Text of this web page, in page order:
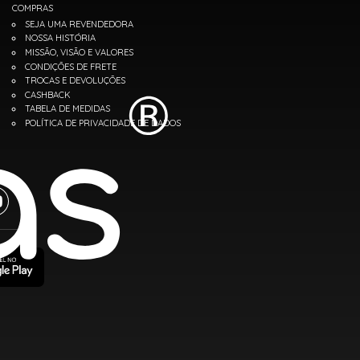
COMPRAS
SEJA UMA REVENDEDORA
NOSSA HISTÓRIA
MISSÃO, VISÃO E VALORES
CONDIÇÕES DE FRETE
TROCAS E DEVOLUÇÕES
CASHBACK
TABELA DE MEDIDAS
POLÍTICA DE PRIVACIDADE DE DADOS